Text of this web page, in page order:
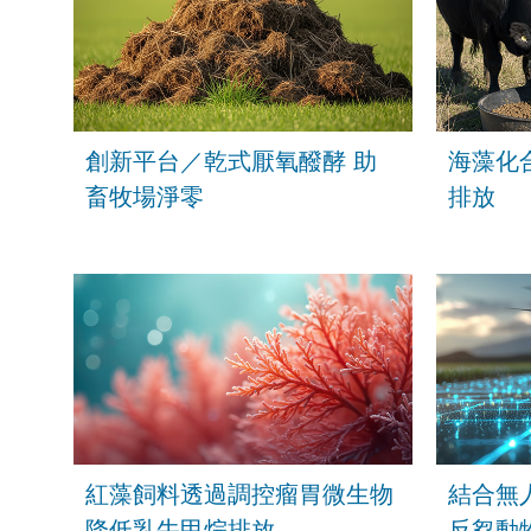
創新平台／乾式厭氧醱酵 助
畜牧場淨零
海藻化
排放
紅藻飼料透過調控瘤胃微生物
結合無